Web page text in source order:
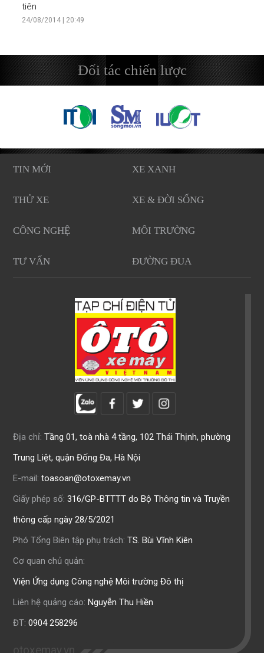
tiên
24/08/2014 | 20:49
Đối tác chiến lược
TIN MỚI XE XANH
THỬ XE XE & ĐỜI SỐNG
CÔNG NGHỆ MÔI TRƯỜNG
TƯ VẤN ĐƯỜNG ĐUA
Địa chỉ: Tầng 01, toà nhà 4 tầng, 102 Thái Thịnh, phường
Trung Liệt, quận Đống Đa, Hà Nội
E-mail: toasoan@otoxemay.vn
Giấy phép số: 316/GP-BTTTT do Bộ Thông tin và Truyền
thông cấp ngày 28/5/2021
Phó Tổng Biên tập phụ trách: TS. Bùi Vĩnh Kiên
Cơ quan chủ quản:
Viện Ứng dụng Công nghệ Môi trường Đô thị
Liên hệ quảng cáo: Nguyễn Thu Hiền
ĐT: 0904 258296
otoxemay.vn